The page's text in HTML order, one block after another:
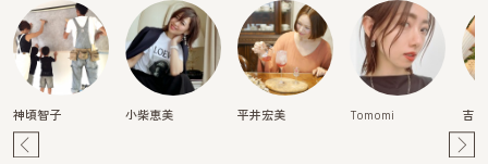
神頃智子 小柴恵美 平井宏美 Tomomi 吉